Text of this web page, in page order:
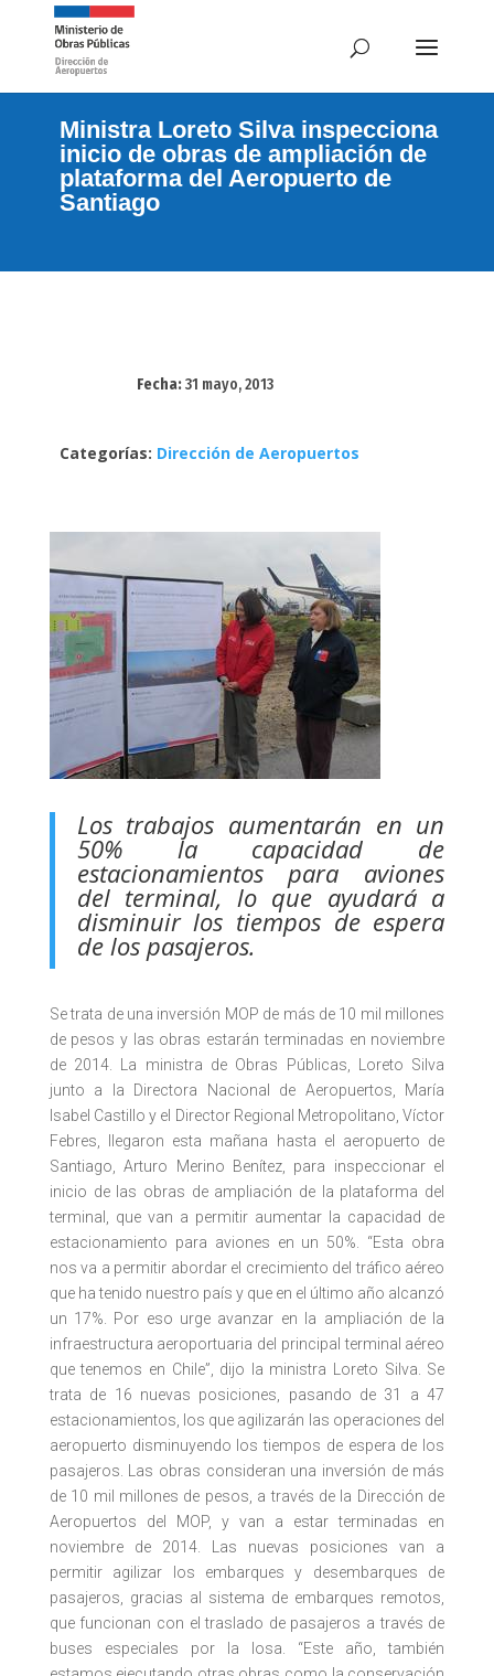
Ministra Loreto Silva inspecciona
inicio de obras de ampliación de
plataforma del Aeropuerto de
Santiago
Fecha:31 mayo, 2013
Categorías: Dirección de Aeropuertos
Los trabajos aumentarán en un
50% la capacidad de
estacionamientos para aviones
del terminal, lo que ayudará a
disminuir los tiempos de espera
de los pasajeros.
Se trata de una inversión MOP de más de 10 mil millones
de pesos y las obras estarán terminadas en noviembre
de 2014. La ministra de Obras Públicas, Loreto Silva
junto a la Directora Nacional de Aeropuertos, María
Isabel Castillo y el Director Regional Metropolitano, Víctor
Febres, llegaron esta mañana hasta el aeropuerto de
Santiago, Arturo Merino Benítez, para inspeccionar el
inicio de las obras de ampliación de la plataforma del
terminal, que van a permitir aumentar la capacidad de
estacionamiento para aviones en un 50%. “Esta obra
nos va a permitir abordar el crecimiento del tráfico aéreo
que ha tenido nuestro país y que en el último año alcanzó
un 17%. Por eso urge avanzar en la ampliación de la
infraestructura aeroportuaria del principal terminal aéreo
que tenemos en Chile”, dijo la ministra Loreto Silva. Se
trata de 16 nuevas posiciones, pasando de 31 a 47
estacionamientos, los que agilizarán las operaciones del
aeropuerto disminuyendo los tiempos de espera de los
pasajeros. Las obras consideran una inversión de más
de 10 mil millones de pesos, a través de la Dirección de
Aeropuertos del MOP, y van a estar terminadas en
noviembre de 2014. Las nuevas posiciones van a
permitir agilizar los embarques y desembarques de
pasajeros, gracias al sistema de embarques remotos,
que funcionan con el traslado de pasajeros a través de
buses especiales por la losa. “Este año, también